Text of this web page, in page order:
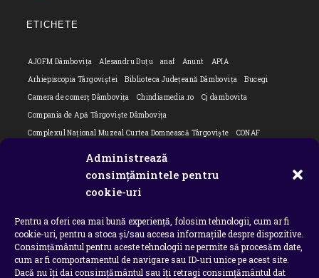
Administrează
consimțămintele pentru
cookie-uri
Pentru a oferi cea mai bună experiență, folosim tehnologii, cum ar fi
cookie-uri, pentru a stoca și/sau accesa informațiile despre dispozitive.
Consimțământul pentru aceste tehnologii ne permite să procesăm date,
cum ar fi comportamentul de navigare sau ID-uri unice pe acest site.
Dacă nu îți dai consimțământul sau îți retragi consimțământul dat
ETICHETE
AJOFM Dâmbovița Alesandru Duțu anaf Anunt
APIA
Arhiepiscopia Târgoviștei
Biblioteca Județeană Dâmbovița
Bucegi
Camera de comerț Dâmbovița
Chindiamedia.ro
Cj dambovita
Compania de Apă Târgoviște Dâmbovița
Complexul Național Muzeal Curtea Domnească Târgoviște
CONAF
Flori Bungete
intreruperi energie electrica
ipj dambovita
MApN
Ministerul Educației ministerul sanatatii
Nu-ți uita istoria
Oana Filip
Prefectura dambovita Primaria Dragodana
Primaria Lucieni
primaria Răzvad
Primaria Ulmi primăria Târgoviște
PSD Dambovita
psiholog
Serial Situatia Covid 19 Dambovita Situație Covid-19